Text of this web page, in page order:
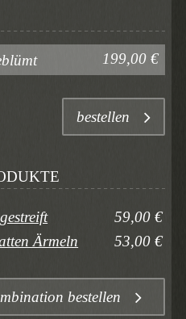
199,00 €
bestellen
59,00 €
Ärmeln
53,00 €
bestellen